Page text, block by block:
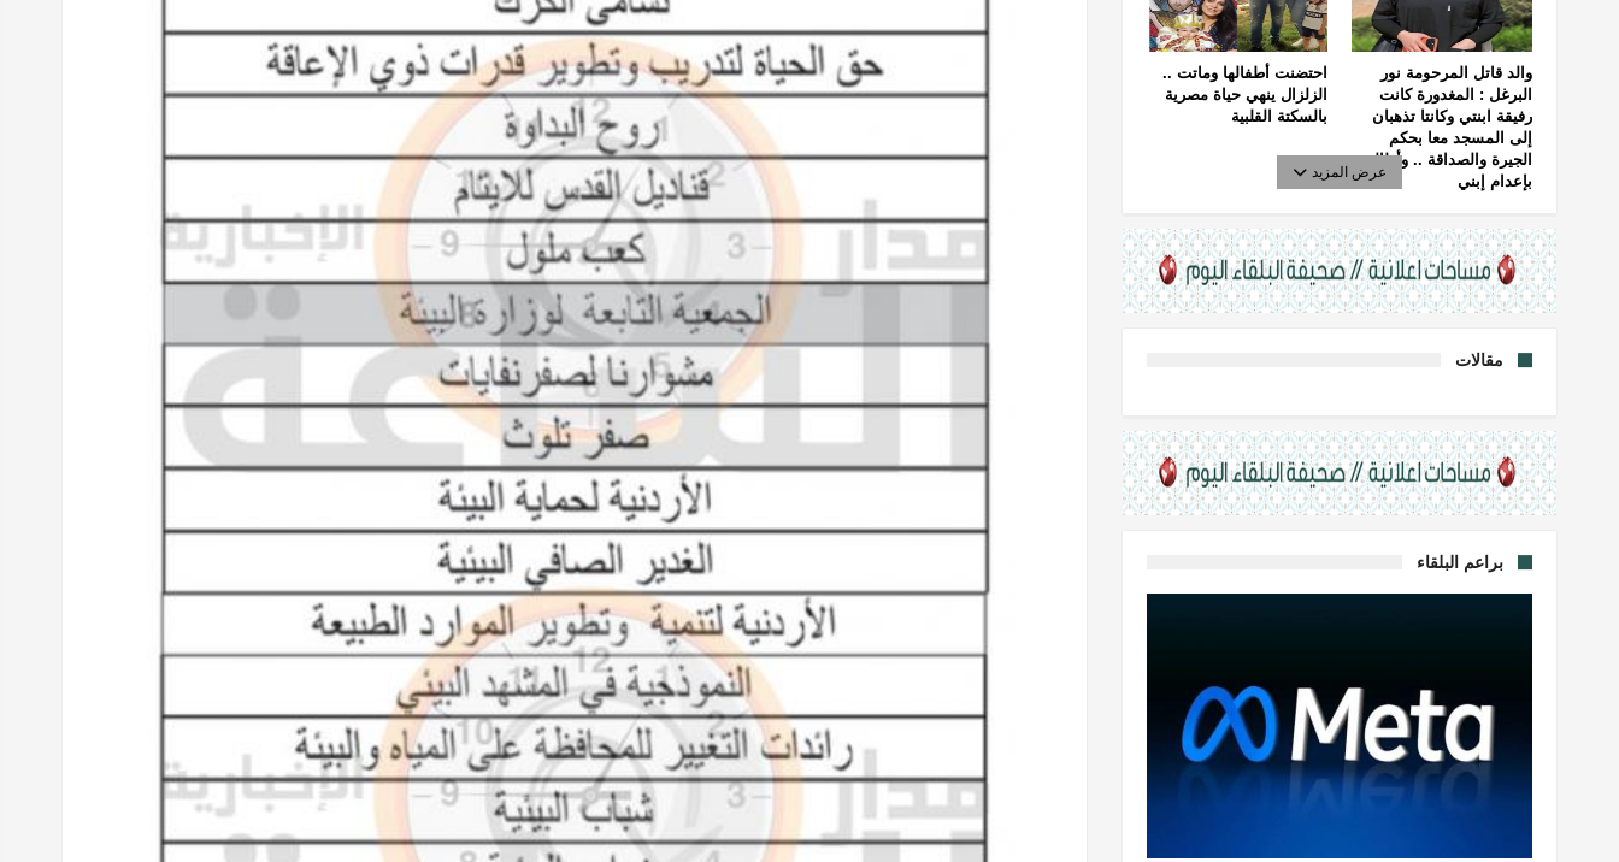
احتضنت أطفالها وماتت ..
الزلزال ينهي حياة مصرية
بالسكتة القلبية
والد قاتل المرحومة نور
البرغل : المغدورة كانت
رفيقة ابنتي وكانتا تذهبان
إلى المسجد معا بحكم
الجيرة والصداقة .. وأطالب
بإعدام إبني
عرض المزيد
مقالات
براعم البلقاء